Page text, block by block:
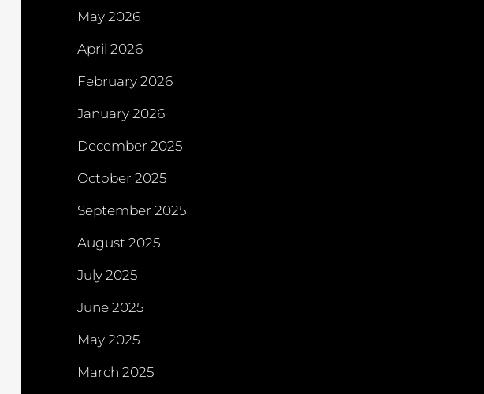
May 2026
April 2026
February 2026
January 2026
December 2025
October 2025
September 2025
August 2025
July 2025
June 2025
May 2025
March 2025